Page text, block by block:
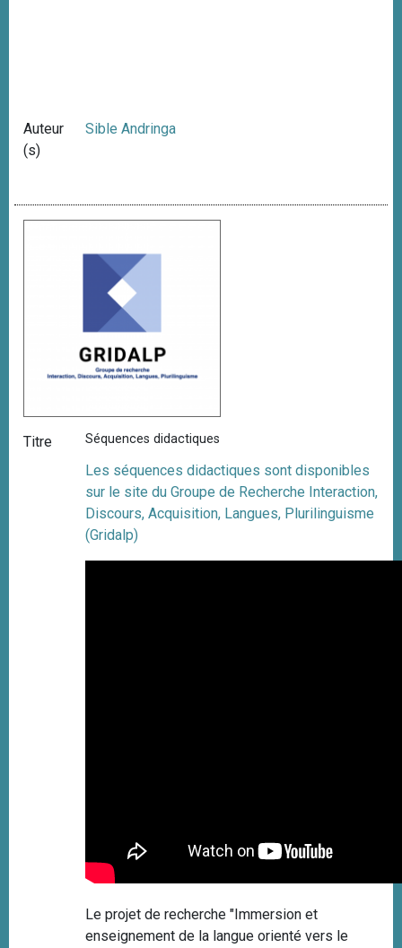
Auteur
(s)
Sible Andringa
Titre Séquences didactiques
Les séquences didactiques sont disponibles
sur le site du Groupe de Recherche Interaction,
Discours, Acquisition, Langues, Plurilinguisme
(Gridalp)
Le projet de recherche "Immersion et
enseignement de la langue orienté vers le